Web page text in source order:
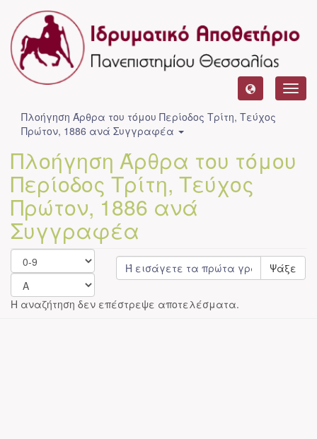
Πλοήγηση Άρθρα του τόμου Περίοδος Τρίτη, Τεύχος
Πρώτον, 1886 ανά Συγγραφέα
Πλοήγηση Άρθρα του τόμου
Περίοδος Τρίτη, Τεύχος
Πρώτον, 1886 ανά
Συγγραφέα
Ψάξε
Η αναζήτηση δεν επέστρεψε αποτελέσματα.